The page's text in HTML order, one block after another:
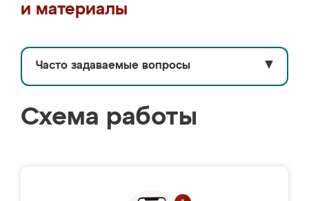
и материалы
Часто задаваемые вопросы ▼
Схема работы